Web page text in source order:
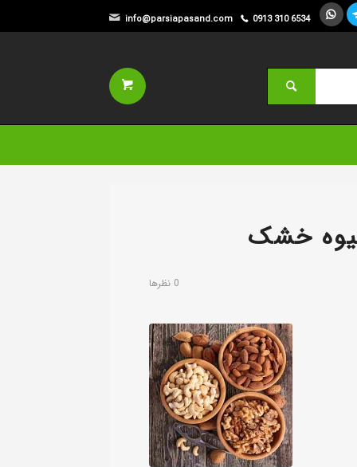
 info@parsiapasand.com  0913 310 6534 
خشک
0 نظرها